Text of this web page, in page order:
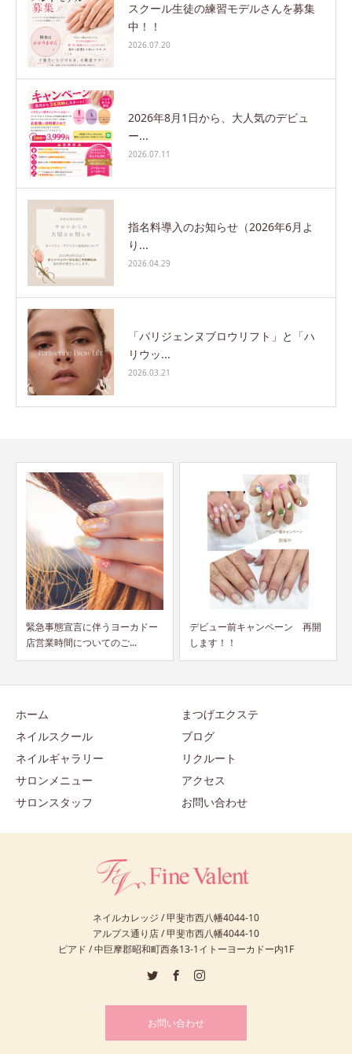
スクール生徒の練習モデルさんを募集
中！！
2026.07.20
2026年8月1日から、大人気のデビュ
ー...
2026.07.11
指名料導入のお知らせ（2026年6月よ
り...
2026.04.29
「パリジェンヌブロウリフト」と「ハ
リウッ...
2026.03.21
デビュー前キャンペーン 再開
します！！
価格改定のお知らせ
ホーム
ネイルスクール
ネイルギャラリー
サロンメニュー
サロンスタッフ
まつげエクステ
ブログ
リクルート
アクセス
お問い合わせ
ネイルカレッジ / 甲斐市西八幡4044-10
アルプス通り店 / 甲斐市西八幡4044-10
ピアド / 中巨摩郡昭和町西条13-1イトーヨーカドー内1F
お問い合わせ